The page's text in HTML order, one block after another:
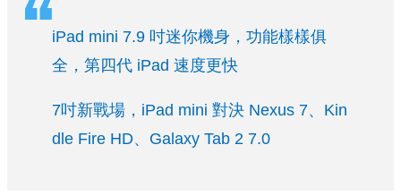
iPad mini 7.9 吋迷你機身，功能樣樣俱
全，第四代 iPad 速度更快
7吋新戰場，iPad mini 對決 Nexus 7、Kin
dle Fire HD、Galaxy Tab 2 7.0